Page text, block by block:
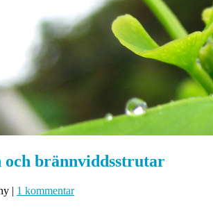
och brännviddsstrutar
| 1 kommentar